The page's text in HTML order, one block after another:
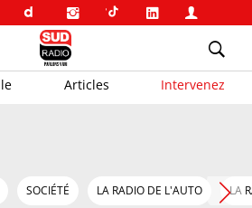
Articles Intervenez
SOCIÉTÉ LA RADIO DE L'AUTO LA